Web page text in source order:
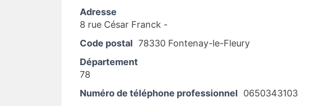
Adresse
8 rue César Franck -
Code postal 78330 Fontenay-le-Fleury
Département
78
Numéro de téléphone professionnel
0650343103